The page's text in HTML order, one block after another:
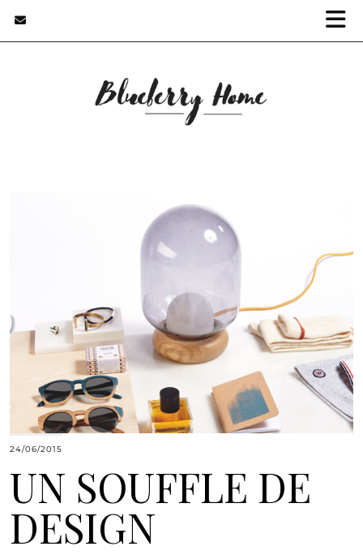
24/06/2015
UN SOUFFLE DE
DESIGN